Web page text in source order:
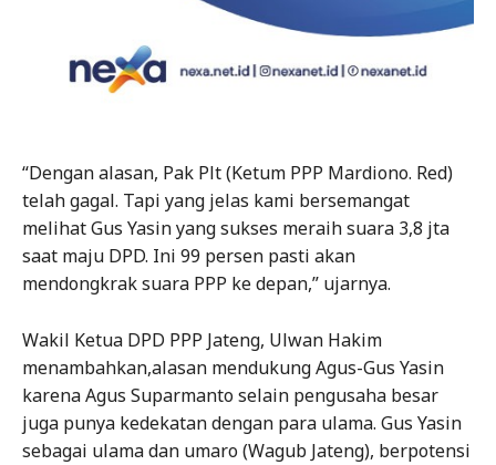
“Dengan alasan, Pak Plt (Ketum PPP Mardiono. Red)
telah gagal. Tapi yang jelas kami bersemangat
melihat Gus Yasin yang sukses meraih suara 3,8 jta
saat maju DPD. Ini 99 persen pasti akan
mendongkrak suara PPP ke depan,” ujarnya.
Wakil Ketua DPD PPP Jateng, Ulwan Hakim
menambahkan,alasan mendukung Agus-Gus Yasin
karena Agus Suparmanto selain pengusaha besar
juga punya kedekatan dengan para ulama. Gus Yasin
sebagai ulama dan umaro (Wagub Jateng), berpotensi